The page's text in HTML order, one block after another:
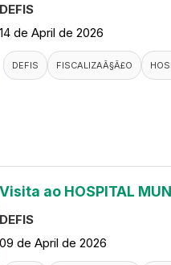
DEFIS
14 de April de 2026
DEFIS FISCALIZAÃ§Ã£O
Visita ao HOSPITAL
DEFIS
09 de April de 2026